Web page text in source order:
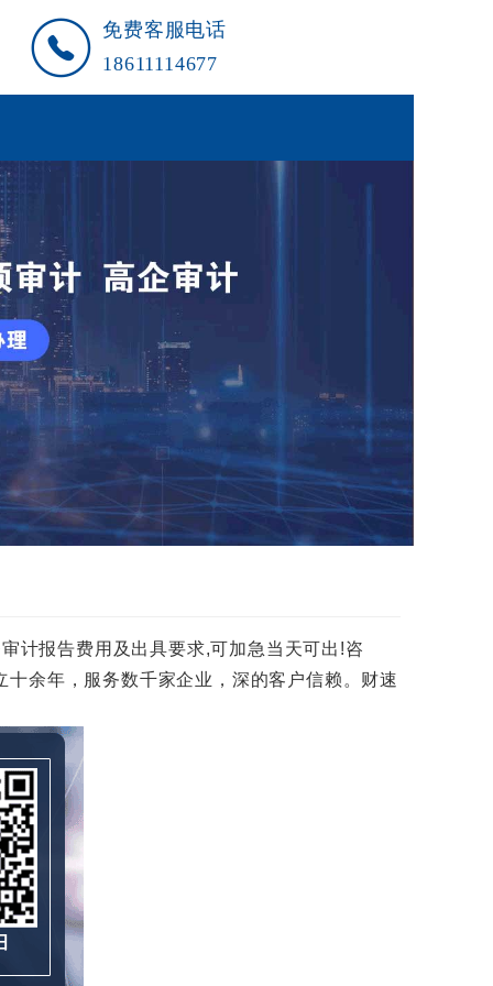
免费客服电话
18611114677
计报告费用及出具要求,可加急当天可出!咨
余年，服务数千家企业，深的客户信赖。财速